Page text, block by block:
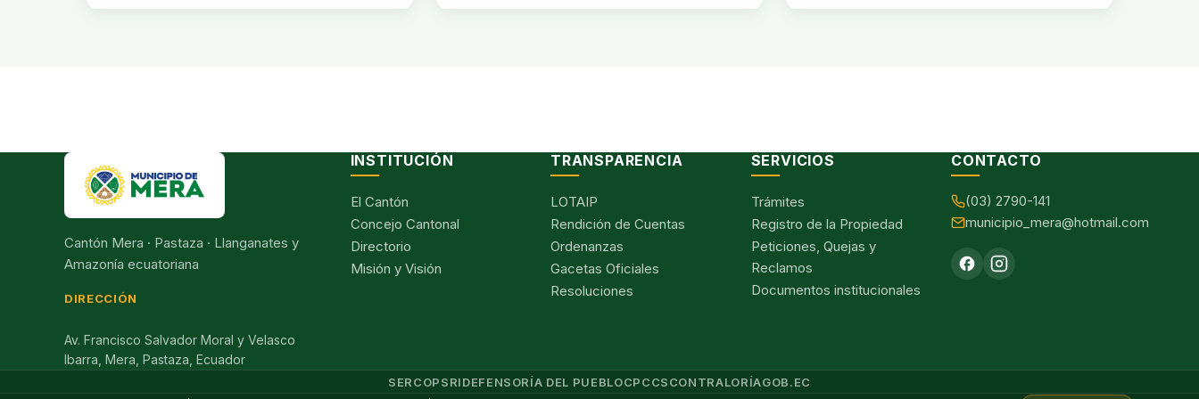
Cantón Mera · Pastaza · Llanganates y
Amazonía ecuatoriana
DIRECCIÓN
Av. Francisco Salvador Moral y Velasco
Ibarra, Mera, Pastaza, Ecuador
INSTITUCIÓN
El Cantón
Concejo Cantonal
Directorio
Misión y Visión
TRANSPARENCIA
LOTAIP
Rendición de Cuentas
Ordenanzas
Gacetas Oficiales
Resoluciones
SERVICIOS
Trámites
Registro de la Propiedad
Peticiones, Quejas y
Reclamos
Documentos institucionales
CONTACTO
(03) 2790-141
municipio_mera@hotmail.com
SERCOPSRIDEFENSORÍA DEL PUEBLOCPCCSCONTRALORÍAGOB.EC